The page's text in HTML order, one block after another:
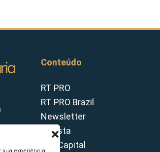
Conteúdo
RT PRO
RT PRO Brazil
Newsletter
Revista
Tax Capital